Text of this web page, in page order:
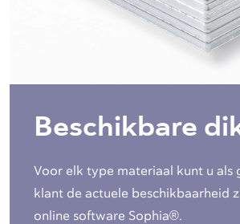
Beschikbare
Voor elk type materiaal kunt u als
klant de actuele beschikbaarheid
online software Sophia®.